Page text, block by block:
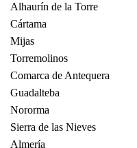
Alhaurín de la Torre
Cártama
Mijas
Torremolinos
Comarca de Antequera
Guadalteba
Nororma
Sierra de las Nieves
Almería